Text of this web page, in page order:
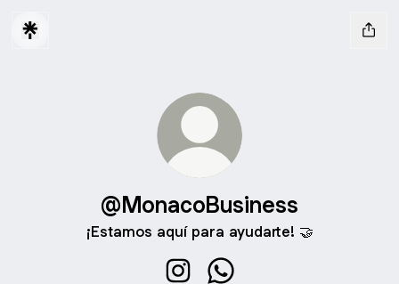
@MonacoBusiness
¡Estamos aquí para ayudarte! 🤝